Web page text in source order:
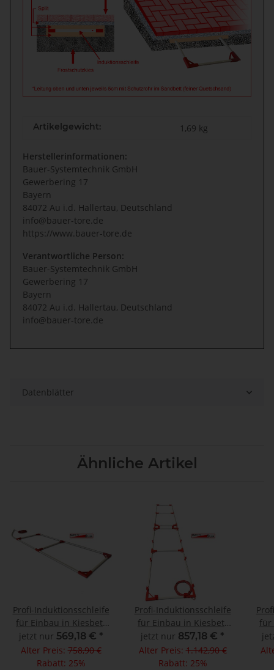
Artikelgewicht: 1,69 kg
Herstellerinformationen:
Bauer-Systemtechnik GmbH
Gewerbering 17
Bayern
84072 Au i.d. Hallertau, Deutschland
info@bauer-tore.de
https://www.bauer-tore.de
Verantwortliche Person:
Bauer-Systemtechnik GmbH
Gewerbering 17
Bayern
84072 Au i.d. Hallertau, Deutschland
info@bauer-tore.de
Datenblätter
Ähnliche Artikel
Profi-Induktionsschleife
für Einbau in Kiesbett
195 x 58cm OHNE
Teilung
jetzt nur 569,18 € *
Alter Preis:758,90 €
Rabatt: 25%
Profi-Induktionsschleife
für Einbau in Kiesbett
300 x 58cm MIT 1x
Teilung
jetzt nur 857,18 € *
Alter Preis:1.142,90 €
Rabatt: 25%
für